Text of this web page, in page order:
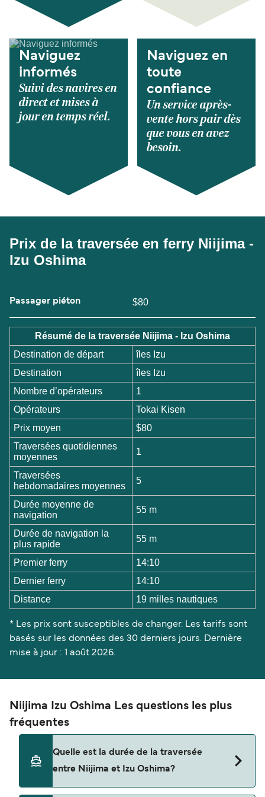
Naviguez
informés
Suivi des navires en
direct et mises à
jour en temps réel.
Naviguez en
toute
confiance
Un service après-
vente hors pair dès
que vous en avez
besoin.
Prix de la traversée en ferry Niijima -
Izu Oshima
Passager piéton $80
Résumé de la traversée Niijima - Izu Oshima
Destination de départ
îles Izu
Destination
îles Izu
Nombre d’opérateurs
1
Opérateurs
Tokai Kisen
Prix moyen
$80
Traversées quotidiennes
moyennes
1
Traversées
hebdomadaires moyennes
5
Durée moyenne de
navigation
55 m
Durée de navigation la
plus rapide
55 m
Premier ferry
14:10
Dernier ferry
14:10
Distance
19 milles nautiques
* Les prix sont susceptibles de changer. Les tarifs sont
basés sur les données des 30 derniers jours. Dernière
mise à jour : 1 août 2026.
Niijima Izu Oshima Les questions les plus
fréquentes
Quelle est la durée de la traversée
entre Niijima et Izu Oshima?